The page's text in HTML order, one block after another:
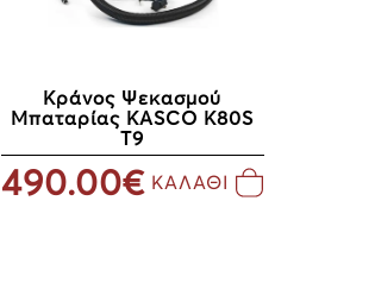
Κράνος Ψεκασμού
Μπαταρίας KASCO K80S
T9
490.00€ ΚΑΛΑΘΙ